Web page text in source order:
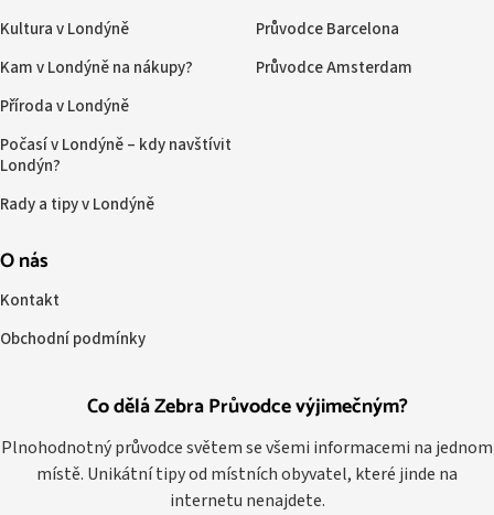
Co dělá Zebra Průvodce výjimečným?
Plnohodnotný průvodce světem se všemi informacemi na jednom
místě. Unikátní tipy od místních obyvatel, které jinde na
internetu nenajdete.
Kultura v Londýně
Kam v Londýně na nákupy?
Příroda v Londýně
Počasí v Londýně – kdy navštívit
Londýn?
Rady a tipy v Londýně
Průvodce Barcelona
Průvodce Amsterdam
O nás
Kontakt
Obchodní podmínky